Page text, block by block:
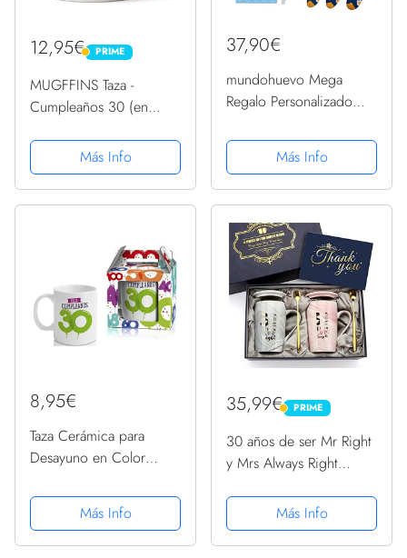
12,95€ PRIME
PRIME
MUGFFINS Taza -
Cumpleaños 30 (en
Más Info
37,90€
mundohuevo Mega
Regalo Personalizado
Hombre. Mis Huevos ya
Tienen 30 años. Taza,
cojin, libreta, boli y Trio
de Calcetines
Más Info
8,95€
Taza Cerámica para
Desayuno en Color
Regalo Original para un
Feliz Cumpleaños (Feliz
30)
Más Info
35,99€ PRIME
PRIME
30 años de ser Mr Right
y Mrs Always Right
parejas, padres, abuelos
- Juego de tazas de
cerámica navideñas para
Más Info